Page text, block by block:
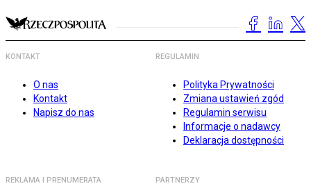
KONTAKT
O nas
Kontakt
Napisz do nas
REGULAMIN
Polityka Prywatności
Zmiana ustawień zgód
Regulamin serwisu
Informacje o nadawcy
Deklaracja dostępności
REKLAMA I PRENUMERATA PARTNERZY